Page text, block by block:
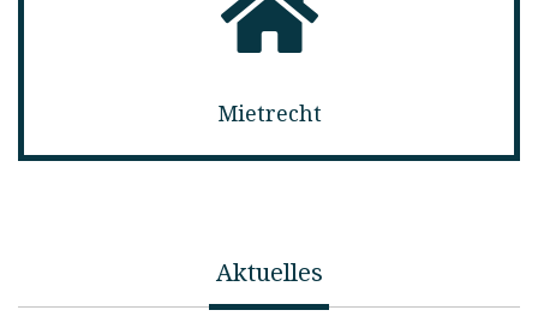
Mietrecht
Aktuelles